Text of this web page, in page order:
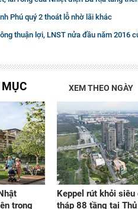
Phú quý 2 thoát lỗ nhờ lãi khác
thuận lợi, LNST nửa đầu năm 2016
MỤC XEM THEO NGÀY
trong
Keppel rút khỏi siêu
tháp 88 tầng tại